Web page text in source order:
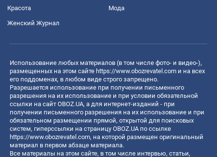
Красота Мода
Женский Журнал
Использование любых материалов (в том числе фото- и видео-),
размещенных на этом сайте https://www.obozrevatel.com и на всех
его поддоменах, в любом виде строго запрещено.
Разрешается использование при получении письменного
разрешения на их использование и при условии обязательной
ссылки на сайт OBOZ.UA, а для интернет-изданий - при
получении письменного разрешения на их использование и при
обязательном размещении прямой, открытой для поисковых
систем, гиперссылки на страницу OBOZ.UA по ссылке
https://www.obozrevatel.com, на которой размещен оригинальный
материал в первом абзаце материала.
Все материалы на этом сайте, в том числе интервью, статьи,